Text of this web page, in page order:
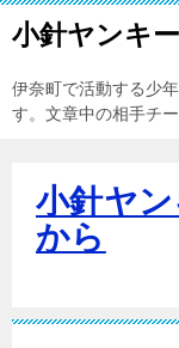
小針ヤンキ
伊奈町で活動する少
す。文章中の相手チ
小針ヤ
から